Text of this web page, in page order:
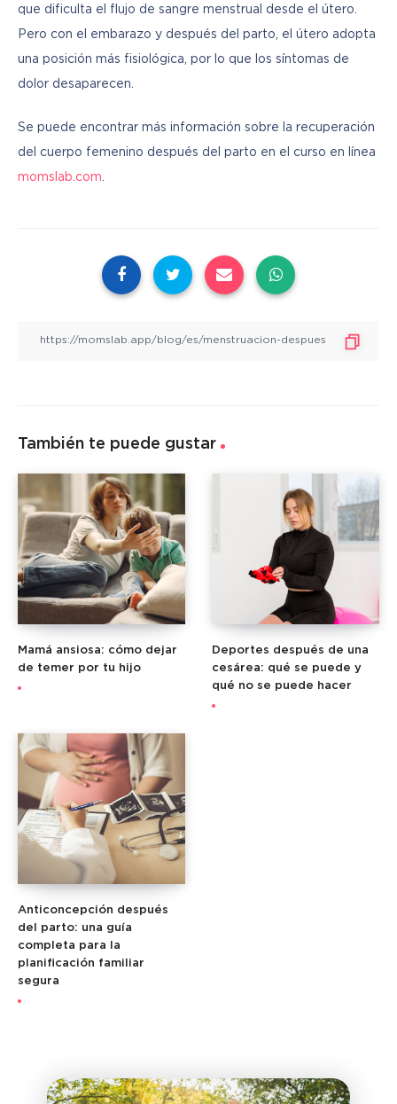
que dificulta el flujo de sangre menstrual desde el útero.
Pero con el embarazo y después del parto, el útero adopta
una posición más fisiológica, por lo que los síntomas de
dolor desaparecen.
Se puede encontrar más información sobre la recuperación
momslab.com
También te puede gustar
Mamá ansiosa: cómo dejar
de temer por tu hijo
Deportes después de una
cesárea: qué se puede y
qué no se puede hacer
Anticoncepción después
del parto: una guía
completa para la
planificación familiar
segura